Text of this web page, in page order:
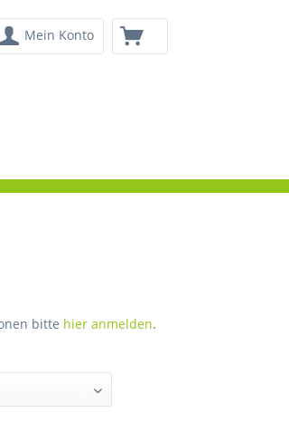
Mein Konto
bitte hier anmelden.